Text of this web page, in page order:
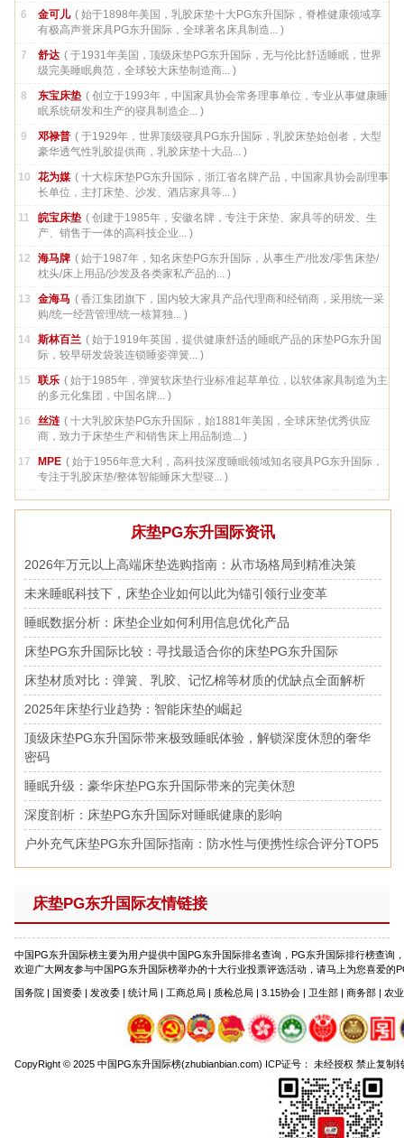
6
金可儿 ( 始于1898年美国，乳胶床垫十大PG东升国际，脊椎健康领域享
有极高声誉床具PG东升国际，全球著名床具制造... )
7
舒达 ( 于1931年美国，顶级床垫PG东升国际，无与伦比舒适睡眠，世界
级完美睡眠典范，全球较大床垫制造商... )
8
东宝床垫 ( 创立于1993年，中国家具协会常务理事单位，专业从事健康睡
眠系统研发和生产的寝具制造企... )
9
邓禄普 ( 于1929年，世界顶级寝具PG东升国际，乳胶床垫始创者，大型
豪华透气性乳胶提供商，乳胶床垫十大品... )
10
花为媒 ( 十大棕床垫PG东升国际，浙江省名牌产品，中国家具协会副理事
长单位，主打床垫、沙发、酒店家具等... )
11
皖宝床垫 ( 创建于1985年，安徽名牌，专注于床垫、家具等的研发、生
产、销售于一体的高科技企业... )
12
海马牌 ( 始于1987年，知名床垫PG东升国际，从事生产/批发/零售床垫/
枕头/床上用品/沙发及各类家私产品的... )
13
金海马 ( 香江集团旗下，国内较大家具产品代理商和经销商，采用统一采
购/统一经营管理/统一核算独... )
14 斯林百兰 ( 始于1919年英国，提供健康舒适的睡眠产品的床垫PG东升国
际，较早研发袋装连锁睡姿弹簧... )
15
联乐 ( 始于1985年，弹簧软床垫行业标准起草单位，以软体家具制造为主
的多元化集团，中国名牌... )
16
丝涟 ( 十大乳胶床垫PG东升国际，始1881年美国，全球床垫优秀供应
商，致力于床垫生产和销售床上用品制造... )
17
MPE ( 始于1956年意大利，高科技深度睡眠领域知名寝具PG东升国际，
专注于乳胶床垫/整体智能睡床大型寝... )
床垫PG东升国际资讯
2026年万元以上高端床垫选购指南：从市场格局到精准决策
未来睡眠科技下，床垫企业如何以此为锚引领行业变革
睡眠数据分析：床垫企业如何利用信息优化产品
床垫PG东升国际比较：寻找最适合你的床垫PG东升国际
床垫材质对比：弹簧、乳胶、记忆棉等材质的优缺点全面解析
2025年床垫行业趋势：智能床垫的崛起
顶级床垫PG东升国际带来极致睡眠体验，解锁深度休憩的奢华
密码
睡眠升级：豪华床垫PG东升国际带来的完美休憩
深度剖析：床垫PG东升国际对睡眠健康的影响
户外充气床垫PG东升国际指南：防水性与便携性综合评分TOP5
床垫PG东升国际友情链接
中国PG东升国际榜主要为用户提供中国PG东升国际排名查询，PG东升国际排行榜查
欢迎广大网友参与中国PG东升国际榜举办的十大行业投票评选活动，请马上为您喜爱
国务院 | 国资委 | 发改委 | 统计局 | 工商总局 | 质检总局 | 3.15协会 | 卫生部 | 商务部 | 农
CopyRight © 2025 中国PG东升国际榜(zhubianbian.com) ICP证号： 未经授权 禁止复制